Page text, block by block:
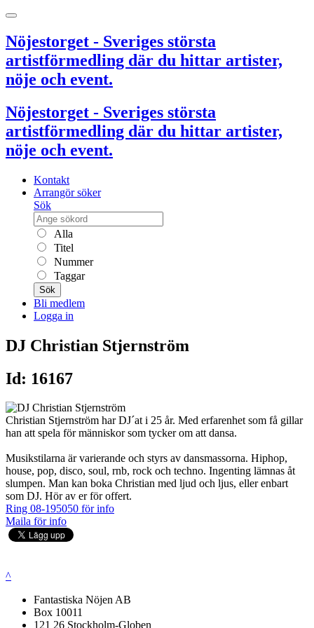
Nöjestorget - Sveriges största
artistförmedling där du hittar artister,
nöje och event.
Nöjestorget - Sveriges största
artistförmedling där du hittar artister,
nöje och event.
Kontakt
Arrangör söker
Sök
Alla
Titel
Nummer
Taggar
Sök
Bli medlem
Logga in
DJ Christian Stjernström
Id: 16167
Christian Stjernström har DJ´at i 25 år. Med erfarenhet som få gillar
han att spela för människor som tycker om att dansa.
Musikstilarna är varierande och styrs av dansmassorna. Hiphop,
house, pop, disco, soul, rnb, rock och techno. Ingenting lämnas åt
slumpen. Man kan boka Christian med ljud och ljus, eller enbart
som DJ. Hör av er för offert.
Ring 08-195050 för info
Maila för info
^
Fantastiska Nöjen AB
Box 10011
121 26 Stockholm-Globen